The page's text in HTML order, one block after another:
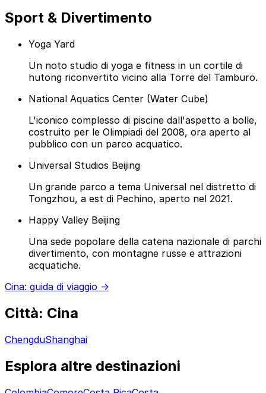
Sport & Divertimento
Yoga Yard
Un noto studio di yoga e fitness in un cortile di
hutong riconvertito vicino alla Torre del Tamburo.
National Aquatics Center (Water Cube)
L'iconico complesso di piscine dall'aspetto a bolle,
costruito per le Olimpiadi del 2008, ora aperto al
pubblico con un parco acquatico.
Universal Studios Beijing
Un grande parco a tema Universal nel distretto di
Tongzhou, a est di Pechino, aperto nel 2021.
Happy Valley Beijing
Una sede popolare della catena nazionale di parchi
divertimento, con montagne russe e attrazioni
acquatiche.
Cina: guida di viaggio →
Città: Cina
ChengduShanghai
Esplora altre destinazioni